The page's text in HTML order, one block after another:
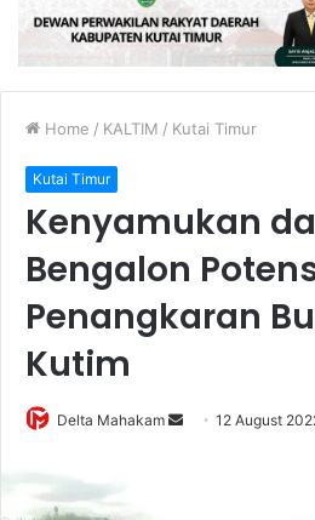
Home / KALTIM / Kutai Timur
Kutai Timur
Kenyamukan
Bengalon
Penangkaran
Kutim
Delta Mahakam 12 August